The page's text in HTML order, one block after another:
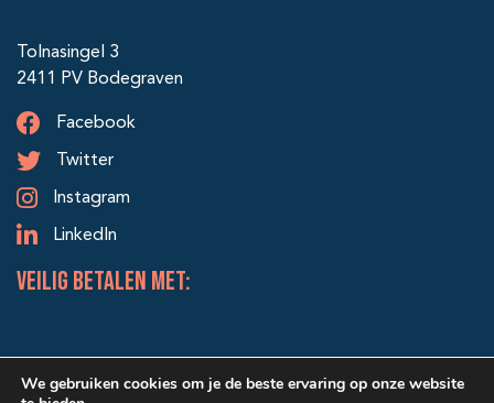
Tolnasingel 3
2411 PV Bodegraven
Facebook
Twitter
Instagram
LinkedIn
veilig betalen met:
We gebruiken cookies om je de beste ervaring op onze website